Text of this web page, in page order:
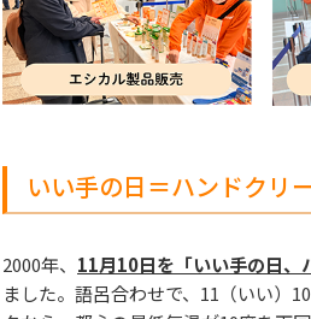
いい手の日＝ハンドクリ
2000年、 11月10日を「いい手の日、
ました。語呂合わせで、11（いい）